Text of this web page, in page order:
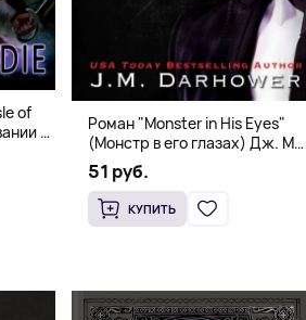
of
и
Роман "Monster in His Eyes"
(Монстр в его глазах) Дж. М.
Дарховер | Mafia Romance
18+
51 руб.
КУПИТЬ